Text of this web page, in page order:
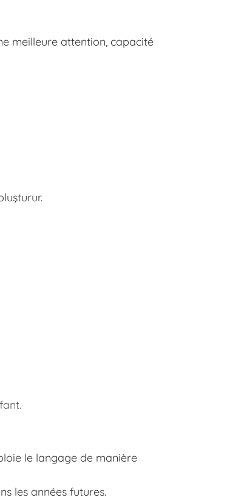
meilleure attention, capacité
le langage de manière
les années futures.